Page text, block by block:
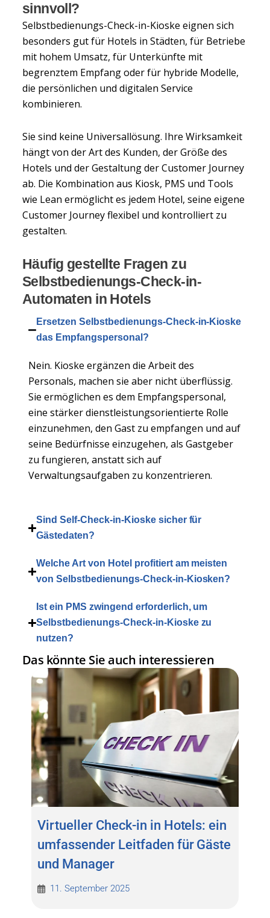
sinnvoll?
Selbstbedienungs-Check-in-Kioske eignen sich
besonders gut für Hotels in Städten, für Betriebe
mit hohem Umsatz, für Unterkünfte mit
begrenztem Empfang oder für hybride Modelle,
die persönlichen und digitalen Service
kombinieren.
Sie sind keine Universallösung. Ihre Wirksamkeit
hängt von der Art des Kunden, der Größe des
Hotels und der Gestaltung der Customer Journey
ab. Die Kombination aus Kiosk, PMS und Tools
wie Lean ermöglicht es jedem Hotel, seine eigene
Customer Journey flexibel und kontrolliert zu
gestalten.
Häufig gestellte Fragen zu
Selbstbedienungs-Check-in-
Automaten in Hotels
Ersetzen Selbstbedienungs-Check-in-Kioske
das Empfangspersonal?
Nein. Kioske ergänzen die Arbeit des
Personals, machen sie aber nicht überflüssig.
Sie ermöglichen es dem Empfangspersonal,
eine stärker dienstleistungsorientierte Rolle
einzunehmen, den Gast zu empfangen und auf
seine Bedürfnisse einzugehen, als Gastgeber
zu fungieren, anstatt sich auf
Verwaltungsaufgaben zu konzentrieren.
Sind Self-Check-in-Kioske sicher für
Gästedaten?
Welche Art von Hotel profitiert am meisten
von Selbstbedienungs-Check-in-Kiosken?
Ist ein PMS zwingend erforderlich, um
Selbstbedienungs-Check-in-Kioske zu
nutzen?
Das könnte Sie auch interessieren
Virtueller Check-in in Hotels: ein
umfassender Leitfaden für Gäste
und Manager
11. September 2025